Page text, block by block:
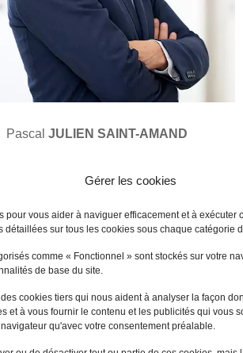
Gérer les cookies
pour vous aider à naviguer efficacement et à exécuter
détaillées sur tous les cookies sous chaque catégorie
comme « Fonctionnel » sont stockés sur votre
de base du site.
cookies tiers qui nous aident à analyser la façon
et à vous fournir le contenu et les publicités qui vous
qu'avec votre consentement préalable.
Pascal JULIEN SAINT-AMAND